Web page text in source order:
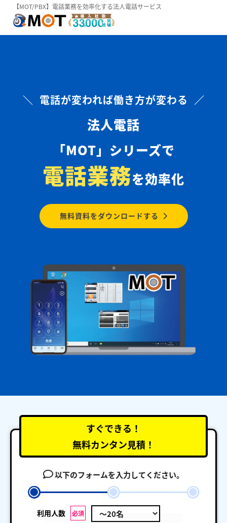
【MOT/PBX】電話業務を効率化する法人電話サービス
＼ 電話が変われば働き方が変わる ／
法人電話
「MOT」シリーズで
電話業務を効率化
無料資料をダウンロードする
すぐできる！
無料カンタン見積！
以下のフォームを入力してください。
利用人数 必須